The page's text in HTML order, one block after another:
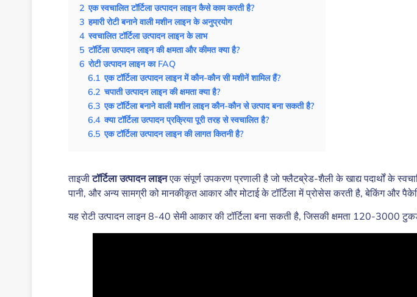
2 एक स्वचालित टॉर्टिला उत्पादन लाइन कैसे काम करती है?
3 हमारी रोटी बनाने वाली मशीन लाइन के अनुप्रयोग
4 स्वचालित टॉर्टिला उत्पादन लाइन के लाभ
5 टॉर्टिला उत्पादन लाइन की क्षमता और कीमत क्या है?
6 रोटी उत्पादन लाइन का FAQ
6.1 एक टॉर्टिला उत्पादन लाइन में कौन-कौन सी मशीनें शामिल हैं?
6.2 चपाती उत्पादन लाइन की क्षमता क्या है?
6.3 एक टॉर्टिला बनाने वाली मशीन लाइन कौन-कौन से उत्पाद बना सकती है?
6.4 क्या टॉर्टिला उत्पादन प्रक्रिया पूरी तरह से स्वचालित है?
6.5 एक टॉर्टिला उत्पादन लाइन की लागत कितनी है?
ताइजीटॉर्टिला उत्पादन लाइनएक संपूर्ण उपकरण प्रणाली है जो फ्लैटब्रेड-शैली के खाद्य पदार्थों के
पानी, और अन्य सामग्री को मानकीकृत आकार और मोटाई के टॉर्टिला में प्रोसेस करती है, बेकिंग और
यह रोटी उत्पादन लाइन 8-40 सेमी आकार की टॉर्टिला बना सकती है, जिसकी क्षमता 120-3000